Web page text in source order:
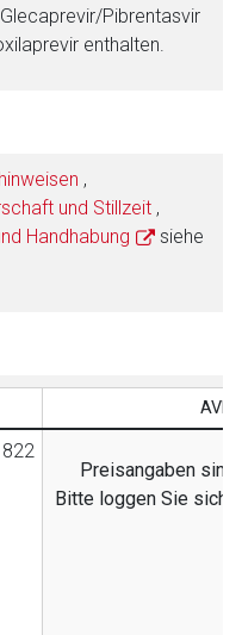
Pibrentasvir
enthalten.
,
und Stillzeit ,
Handhabung
siehe
AVP
Preisangaben sind
Bitte loggen Sie sich